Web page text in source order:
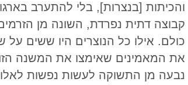
והכיתות [בנצרות], בלי להתערב
קבוצה דתית נפרדת, השונה מן
כולם. אילו כל הנוצרים היו ששים
את המאמינים שאימצו את המשנה
נבעה מן התשוקה לעשות נפשות